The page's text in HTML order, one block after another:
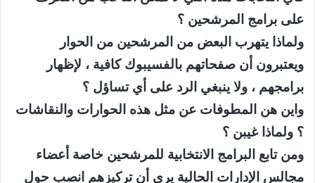
على برامج المرشحين ؟
ولماذا يتهرب البعض من المرشحين من الحوار
ويعتبرون أن صفحاتهم بالفسيبوك كافية ، لإظهار
برامجهم ، ولا ينبغي الرد على أي تساؤل ؟
واين هن المطوفات عن مثل هذه الحوارات والنقاشات
؟ ولماذا غيبن ؟
ومن تابع البرامج الانتخابية للمرشحين خاصة أعضاء
مجالس الإدارات الحالية يرى أن تركيزهم انصب حول